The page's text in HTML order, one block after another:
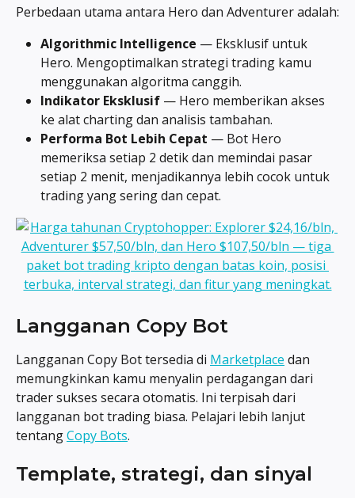
Perbedaan utama antara Hero dan Adventurer adalah:
Algorithmic Intelligence — Eksklusif untuk
Hero. Mengoptimalkan strategi trading kamu
menggunakan algoritma canggih.
Indikator Eksklusif — Hero memberikan akses
ke alat charting dan analisis tambahan.
Performa Bot Lebih Cepat — Bot Hero
memeriksa setiap 2 detik dan memindai pasar
setiap 2 menit, menjadikannya lebih cocok untuk
trading yang sering dan cepat.
Langganan Copy Bot
Langganan Copy Bot tersedia di Marketplace dan
memungkinkan kamu menyalin perdagangan dari
trader sukses secara otomatis. Ini terpisah dari
langganan bot trading biasa. Pelajari lebih lanjut
tentang Copy Bots.
Template, strategi, dan sinyal